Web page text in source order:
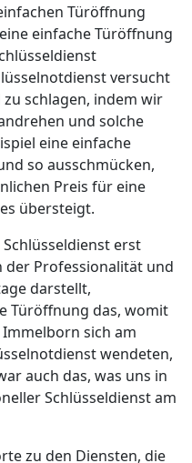
Türöffnung
einfache Türöffnung
versucht
schlagen, indem wir
und solche
eine einfache
so ausschmücken,
Preis für eine
übersteigt.
erst
der Professionalität und
darstellt,
Türöffnung das, womit
sich am
wendeten,
auch das, was uns in
Schlüsseldienst am
zu den Diensten, die